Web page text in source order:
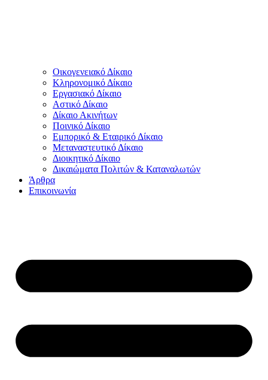
Οικογενειακό Δίκαιο
Κληρονομικό Δίκαιο
Εργασιακό Δίκαιο
Αστικό Δίκαιο
Δίκαιο Ακινήτων
Ποινικό Δίκαιο
Εμπορικό & Εταιρικό Δίκαιο
Μεταναστευτικό Δίκαιο
Διοικητικό Δίκαιο
Δικαιώματα Πολιτών & Καταναλωτών
Άρθρα
Επικοινωνία